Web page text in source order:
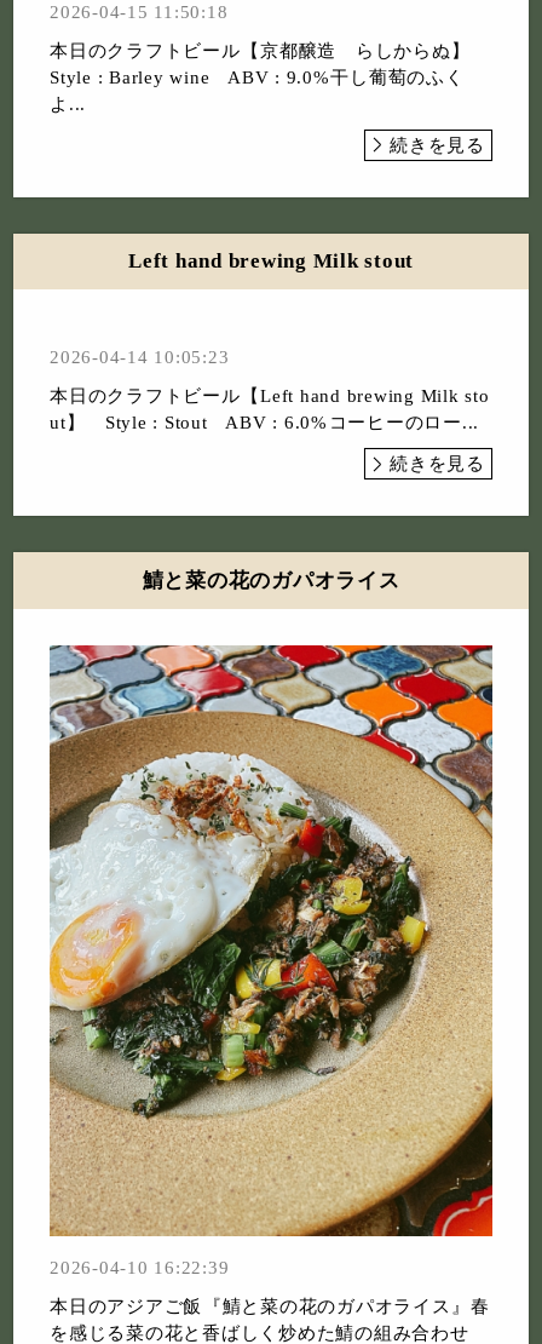
2026-04-15 11:50:18
本日のクラフトビール⁡【京都醸造 らしからぬ】⁡
Style : Barley wine ABV : 9.0%⁡干し葡萄のふく
よ...
続きを見る
Left hand brewing Milk stout
2026-04-14 10:05:23
本日のクラフトビール⁡【Left hand brewing Milk sto
ut】⁡ Style : Stout ABV : 6.0%⁡コーヒーのロー...
続きを見る
鯖と菜の花のガパオライス
2026-04-10 16:22:39
本日のアジアご飯⁡『鯖と菜の花のガパオライス』⁡春
を感じる菜の花と香ばしく炒めた鯖の組み合わせ